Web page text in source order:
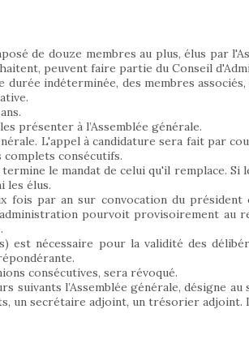
de douze membres au plus, élus par
peuvent faire partie du Conseil
indéterminée, des membres
présenter à l’Assemblée générale.
L'appel à candidature sera fait par
consécutifs.
le mandat de celui qu'il remplace. Si
les élus.
fois par an sur convocation du
pourvoit provisoirement au
est nécessaire pour la validité des
consécutives, sera révoqué.
suivants l’Assemblée générale, désigne
un secrétaire adjoint, un trésorier adjoint.